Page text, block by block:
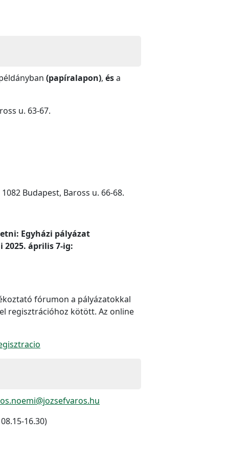
(papíralapon), ésa
u. 63-67.
Budapest, Baross u. 66-68.
Egyházi pályázat
április 7-ig:
fórumon a pályázatokkal
regisztrációhoz kötött. Az online
16.30)